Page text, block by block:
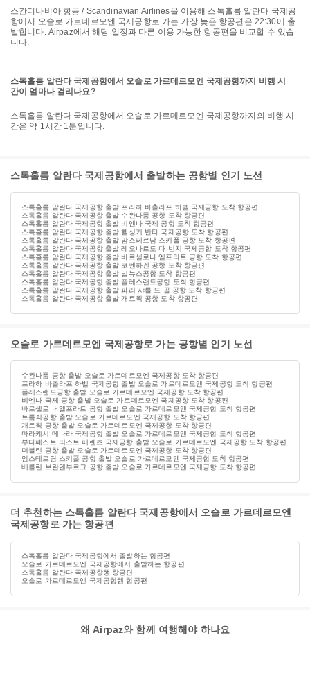
스칸디나비아 항공 / Scandinavian Airlines을 이용해 스톡홀름 알란다 국제공
항에서 오슬로 가르데르모엔 국제공항로 가는 가장 늦은 항공편은 22:30에 출
발합니다. Airpaz에서 해당 일정과 다른 이용 가능한 항공편을 비교할 수 있습
니다.
스톡홀름 알란다 국제공항에서 오슬로 가르데르모엔 국제공항까지 비행 시
간이 얼마나 걸리나요?
스톡홀름 알란다 국제공항에서 오슬로 가르데르모엔 국제공항까지의 비행 시
간은 약 1시간 1분입니다.
스톡홀름 알란다 국제공항에서 출발하는 공항별 인기 노선
스톡홀름 알란다 국제공항 출발 프라하 바츨라프 하벨 국제공항 도착 항공편
스톡홀름 알란다 국제공항 출발 수완나품 공항 도착 항공편
스톡홀름 알란다 국제공항 출발 비엔나 국제 공항 도착 항공편
스톡홀름 알란다 국제공항 출발 헬싱키 반타 국제공항 도착 항공편
스톡홀름 알란다 국제공항 출발 암스테르담 스키폴 공항 도착 항공편
스톡홀름 알란다 국제공항 출발 레오나르도 다 빈치 국제공항 도착 항공편
스톡홀름 알란다 국제공항 출발 바르셀로나 엘프라트 공항 도착 항공편
스톡홀름 알란다 국제공항 출발 코펜하겐 공항 도착 항공편
스톡홀름 알란다 국제공항 출발 빌뉴스공항 도착 항공편
스톡홀름 알란다 국제공항 출발 플레스랜드공항 도착 항공편
스톡홀름 알란다 국제공항 출발 파리 샤를 드 골 공항 도착 항공편
스톡홀름 알란다 국제공항 출발 개트윅 공항 도착 항공편
오슬로 가르데르모엔 국제공항로 가는 공항별 인기 노선
수완나품 공항 출발 오슬로 가르데르모엔 국제공항 도착 항공편
프라하 바츨라프 하벨 국제공항 출발 오슬로 가르데르모엔 국제공항 도착 항공편
플레스랜드공항 출발 오슬로 가르데르모엔 국제공항 도착 항공편
비엔나 국제 공항 출발 오슬로 가르데르모엔 국제공항 도착 항공편
바르셀로나 엘프라트 공항 출발 오슬로 가르데르모엔 국제공항 도착 항공편
트롬쇠공항 출발 오슬로 가르데르모엔 국제공항 도착 항공편
개트윅 공항 출발 오슬로 가르데르모엔 국제공항 도착 항공편
마라케시 메나라 국제공항 출발 오슬로 가르데르모엔 국제공항 도착 항공편
부다페스트 리스트 페렌츠 국제공항 출발 오슬로 가르데르모엔 국제공항 도착 항공편
더블린 공항 출발 오슬로 가르데르모엔 국제공항 도착 항공편
암스테르담 스키폴 공항 출발 오슬로 가르데르모엔 국제공항 도착 항공편
베를린 브란덴부르크 공항 출발 오슬로 가르데르모엔 국제공항 도착 항공편
더 추천하는 스톡홀름 알란다 국제공항에서 오슬로 가르데르모엔
국제공항로 가는 항공편
스톡홀름 알란다 국제공항에서 출발하는 항공편
오슬로 가르데르모엔 국제공항에서 출발하는 항공편
스톡홀름 알란다 국제공항행 항공편
오슬로 가르데르모엔 국제공항행 항공편
왜 Airpaz와 함께 여행해야 하나요